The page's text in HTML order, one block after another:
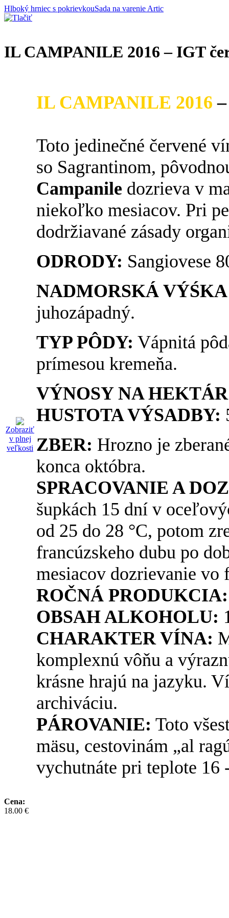
Hlboký hrniec s pokrievkouSada na varenie Artic
IL CAMPANILE 2016 – IGT
Zobraziť
v plnej
veľkosti
IL CAMPANILE 2016
Toto jedinečné červené
so Sagrantinom,
Campanile dozrieva v
niekoľko mesiacov. Pri
dodržiavané zásady
ODRODY: Sangiovese
NADMORSKÁ
juhozápadný.
TYP PÔDY: Vápnitá
prímesou kremeňa.
VÝNOSY NA
HUSTOTA VÝSADBY:
ZBER: Hrozno je
konca októbra.
SPRACOVANIE A
šupkách 15 dní v
od 25 do 28 °C, potom
francúzskeho dubu po
mesiacov dozrievanie vo
ROČNÁ PRODUKCIA:
OBSAH ALKOHOLU:
CHARAKTER VÍNA:
komplexnú vôňu a
krásne hrajú na jazyku.
archiváciu.
PÁROVANIE: Toto
mäsu, cestovinám „al
vychutnáte pri teplote 16
Cena:
18.00 €